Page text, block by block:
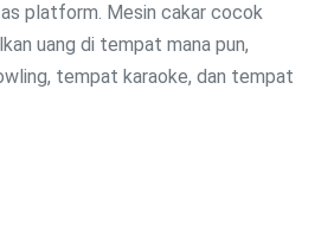
platform. Mesin cakar cocok
uang di tempat mana pun,
tempat karaoke, dan tempat